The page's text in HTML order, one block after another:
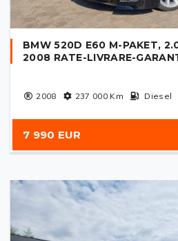
BMW 520D E60 M-PAKET,
2008 RATE-LIVRARE-
2008 237 000Km Diesel
7 990 EUR